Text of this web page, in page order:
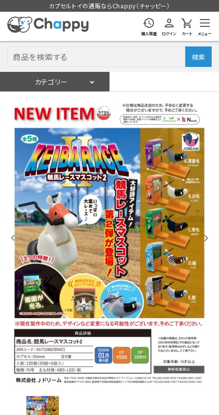
カプセルトイの通販ならChappy（チャッピー）
購入履歴 ログイン カート メニュー
検索
カテゴリー
ログイン 会員登録
入荷スケジュールをチェック
カプセルトイマシン本体
カプセルトイ
販促用空カプセル
レンタル
景品・玩具・文具
販促用カプセルトイ
よくあるご質問
ご利用ガイド
06-6282-7659